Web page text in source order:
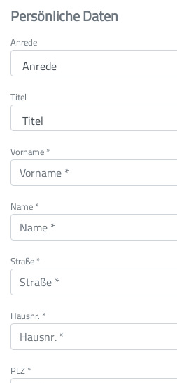
Persönliche Daten
Anrede
Titel
Vorname *
Name *
Straße *
Hausnr. *
PLZ *